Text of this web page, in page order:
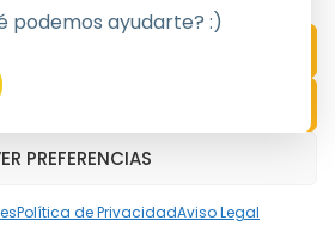
PREFERENCIAS
Política de PrivacidadAviso Legal
Buscar Favoritos
H
podemos ayudarte? :)
PRIMER PEDIDO